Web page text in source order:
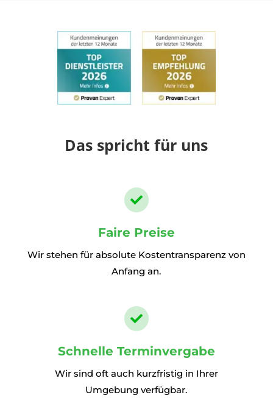
Das spricht für uns

Faire Preise
Wir stehen für absolute Kostentransparenz von
Anfang an.

Schnelle Terminvergabe
Wir sind oft auch kurzfristig in Ihrer
Umgebung verfügbar.